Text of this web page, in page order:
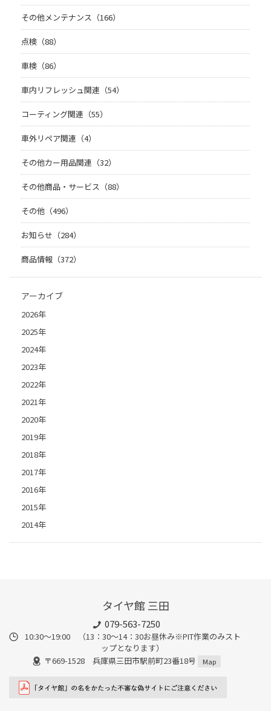
その他メンテナンス（166）
点検（88）
車検（86）
車内リフレッシュ関連（54）
コーティング関連（55）
車外リペア関連（4）
その他カー用品関連（32）
その他商品・サービス（88）
その他（496）
お知らせ（284）
商品情報（372）
アーカイブ
2026年
2025年
2024年
2023年
2022年
2021年
2020年
2019年
2018年
2017年
2016年
2015年
2014年
タイヤ館 三田
079-563-7250
10:30～19:00 （13：30～14：30お昼休み※PIT作業のみスト
ップとなります）
〒669-1528 兵庫県三田市駅前町23番18号
Map